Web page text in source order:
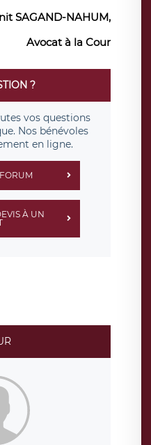
SAGAND-NAHUM,
Avocat à la Cour
?
vos questions
Nos bénévoles
en ligne.
À UN